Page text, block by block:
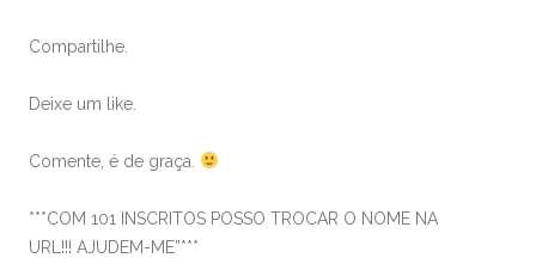
Compartilhe.
Deixe um like.
Comente, é de graça.
***COM 101 INSCRITOS POSSO TROCAR O NOME NA
URL!!! AJUDEM-ME”***